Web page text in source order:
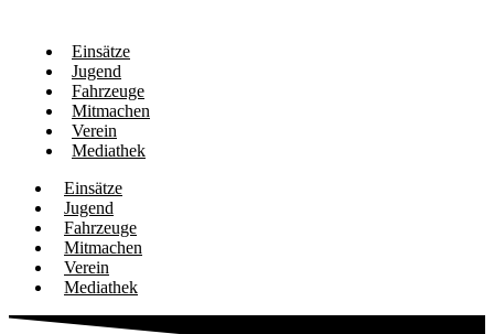
Einsätze
Jugend
Fahrzeuge
Mitmachen
Verein
Mediathek
Einsätze
Jugend
Fahrzeuge
Mitmachen
Verein
Mediathek